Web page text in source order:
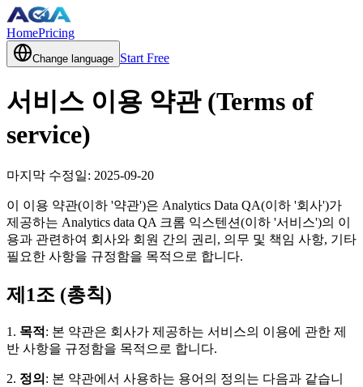
HomePricing
Change language Start Free
서비스 이용 약관 (Terms of
service)
마지막 수정일: 2025-09-20
이 이용 약관(이하 '약관')은 Analytics Data QA(이하 '회사')가
제공하는 Analytics data QA 크롬 익스텐션(이하 '서비스')의 이
용과 관련하여 회사와 회원 간의 권리, 의무 및 책임 사항, 기타
필요한 사항을 규정함을 목적으로 합니다.
제1조 (총칙)
1. 목적 : 본 약관은 회사가 제공하는 서비스의 이용에 관한 제
반 사항을 규정함을 목적으로 합니다.
2. 정의 : 본 약관에서 사용하는 용어의 정의는 다음과 같습니